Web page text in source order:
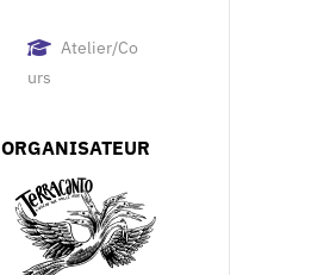
Atelier/Co
urs
ORGANISATEUR